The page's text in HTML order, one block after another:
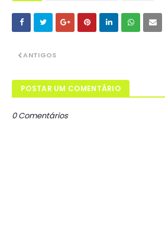
ANTIGOS
POSTAR UM COMENTÁRIO
0 Comentários